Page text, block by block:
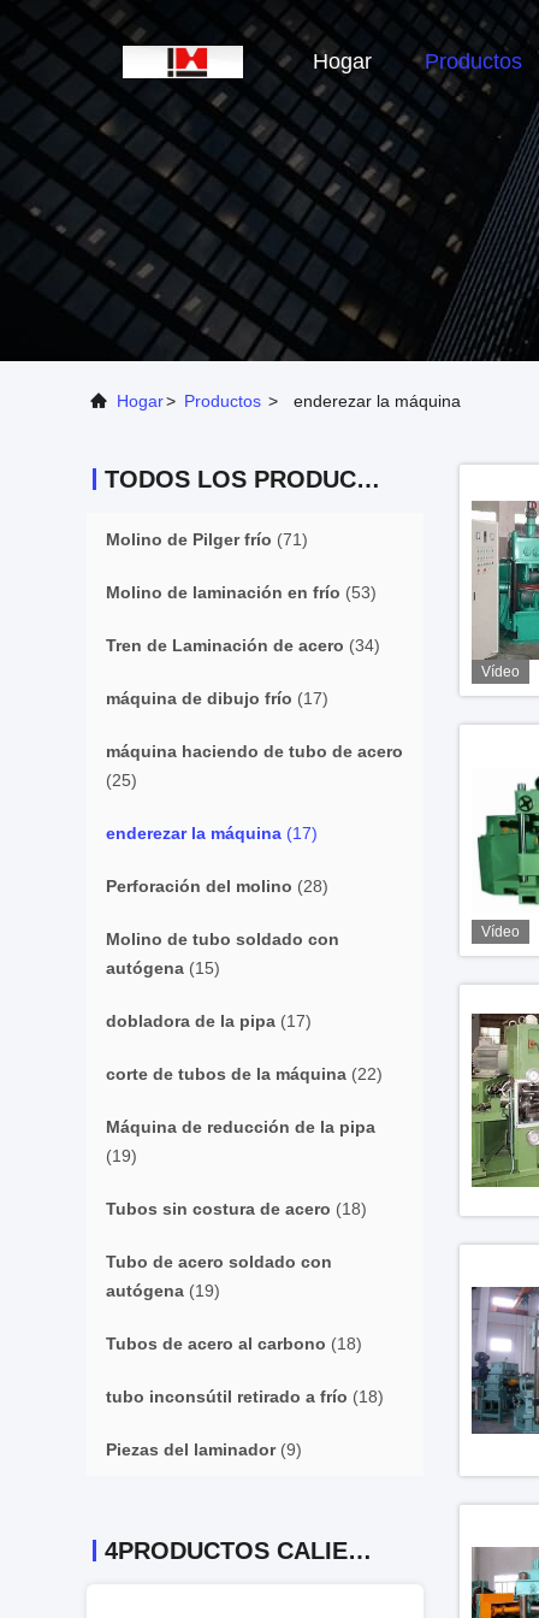
Hogar Productos
Hogar> Productos > enderezar la máquina
TODOS LOS PRODUCTOS
Molino de Pilger frío (71)
Molino de laminación en frío (53)
Tren de Laminación de acero (34)
máquina de dibujo frío (17)
máquina haciendo de tubo de acero
(25)
enderezar la máquina (17)
Perforación del molino (28)
Molino de tubo soldado con
autógena (15)
dobladora de la pipa (17)
corte de tubos de la máquina (22)
Máquina de reducción de la pipa
(19)
Tubos sin costura de acero (18)
Tubo de acero soldado con
autógena (19)
Tubos de acero al carbono (18)
tubo inconsútil retirado a frío (18)
Piezas del laminador(9)
4PRODUCTOS CALIENTES
Vídeo
Vídeo